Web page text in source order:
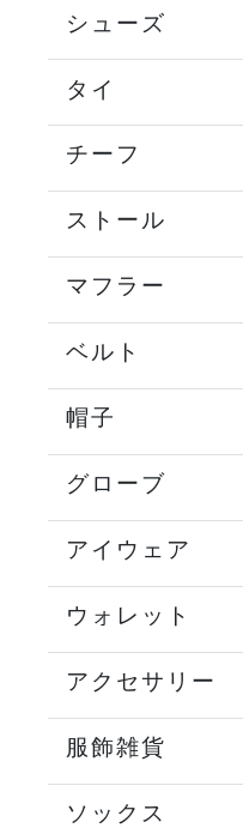
シューズ
タイ
チーフ
ストール
マフラー
ベルト
帽子
グローブ
アイウェア
ウォレット
アクセサリー
服飾雑貨
ソックス